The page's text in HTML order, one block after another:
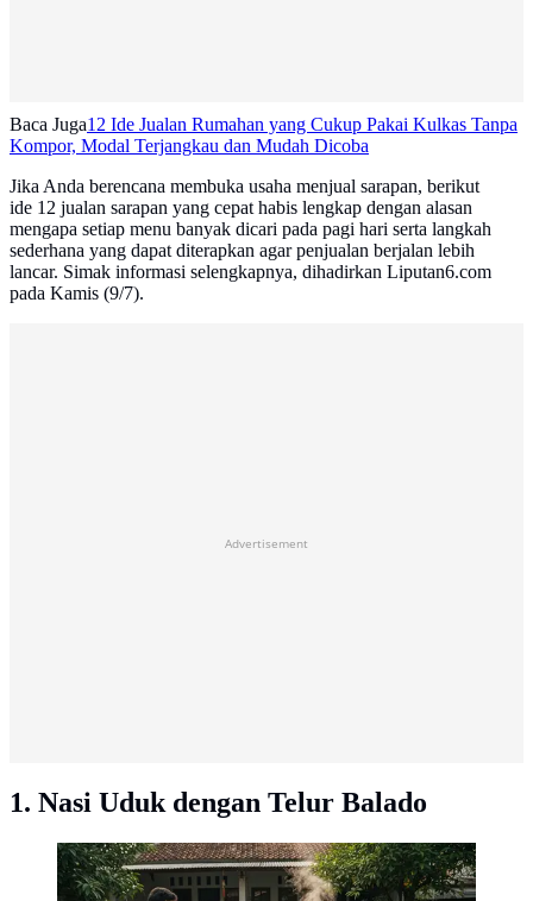
Baca Juga12 Ide Jualan Rumahan yang Cukup Pakai Kulkas Tanpa
Kompor, Modal Terjangkau dan Mudah Dicoba
Jika Anda berencana membuka usaha menjual sarapan, berikut
ide 12 jualan sarapan yang cepat habis lengkap dengan alasan
mengapa setiap menu banyak dicari pada pagi hari serta langkah
sederhana yang dapat diterapkan agar penjualan berjalan lebih
lancar. Simak informasi selengkapnya, dihadirkan Liputan6.com
pada Kamis (9/7).
Advertisement
1. Nasi Uduk dengan Telur Balado
Jualan Sarapan yang Cepat Habis Sebelum Jam 9 Pagi,
Ide Jualan Nasi Uduk Telur Balado (AI Generated)